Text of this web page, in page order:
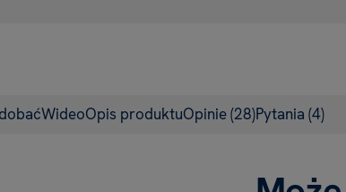
WideoOpis produktuOpinie(28)Pytania (4)